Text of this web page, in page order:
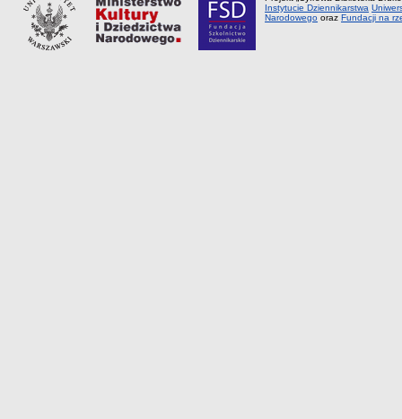
Instytucie Dziennikarstwa
Narodowego oraz Fundacji na